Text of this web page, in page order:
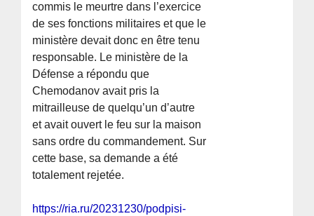
commis le meurtre dans l’exercice
de ses fonctions militaires et que le
ministère devait donc en être tenu
responsable. Le ministère de la
Défense a répondu que
Chemodanov avait pris la
mitrailleuse de quelqu’un d’autre
et avait ouvert le feu sur la maison
sans ordre du commandement. Sur
cette base, sa demande a été
totalement rejetée.
https://ria.ru/20231230/podpisi-